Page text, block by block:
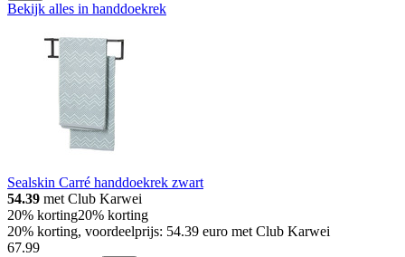
Bekijk alles in handdoekrek
Sealskin Carré handdoekrek zwart
54.39 met Club Karwei
20% korting20% korting
20% korting, voordeelprijs: 54.39 euro met Club Karwei
67.99